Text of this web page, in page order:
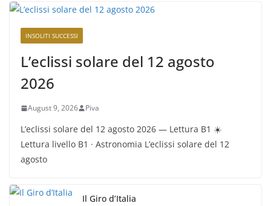
INSOLITI SUCCESSI
L’eclissi solare del 12 agosto
2026
August 9, 2026 Piva
L’eclissi solare del 12 agosto 2026 — Lettura B1 ☀️
Lettura livello B1 · Astronomia L’eclissi solare del 12
agosto
Il Giro d’Italia